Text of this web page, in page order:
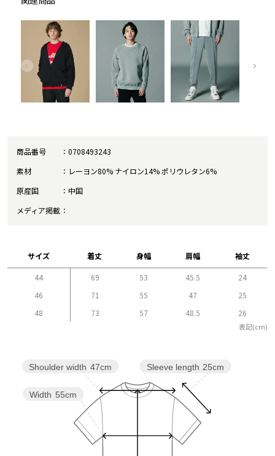
商品番号
0708493243
素材
レーヨン80% ナイロン14% ポリウレタン6%
原産国
中国
メディア掲載
サイズ 着丈 身幅 肩幅 袖丈
44 69 53 45.5
24
46
71 55 47
25
48
73 57 48.5 26
表記(cm)
Sleeve length 25cm
Width 55cm
Shoulder width 47cm